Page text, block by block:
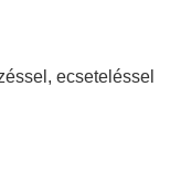
ecseteléssel